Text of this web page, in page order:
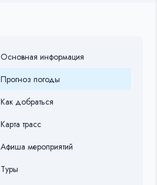
Основная информация
Прогноз погоды
Как добраться
Карта трасс
Афиша мероприятий
Туры